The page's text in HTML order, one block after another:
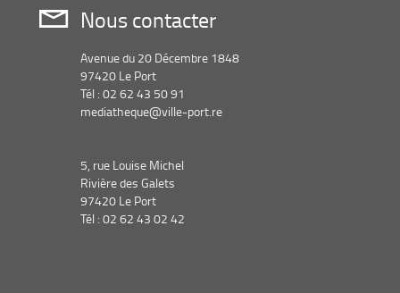
Nous contacter
Avenue du 20 Décembre 1848
97420 Le Port
Tél : 02 62 43 50 91
mediatheque@ville-port.re
5, rue Louise Michel
Rivière des Galets
97420 Le Port
Tél : 02 62 43 02 42